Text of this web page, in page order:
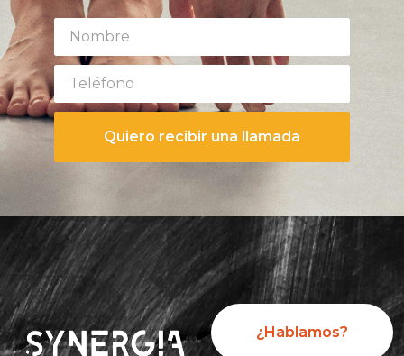
Quiero recibir una llamada
¿Hablamos?